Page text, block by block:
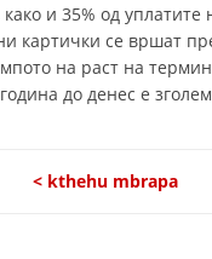
и 35% од уплатите
картички се вршат
на раст на
до денес е
< kthehu mbrapa